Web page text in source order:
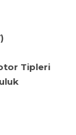
Tipleri